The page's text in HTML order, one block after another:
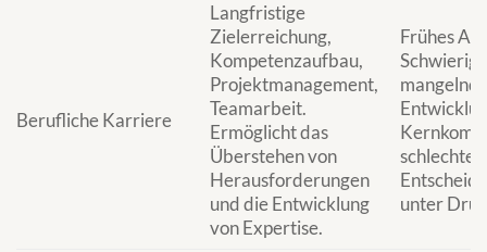
Berufliche Karriere
Langfristige
Zielerreichung,
Kompetenzaufbau,
Projektmanagement,
Teamarbeit.
Ermöglicht das
Überstehen von
Herausforderungen
und die Entwicklung
von Expertise.
Frühes
schlechte
unter